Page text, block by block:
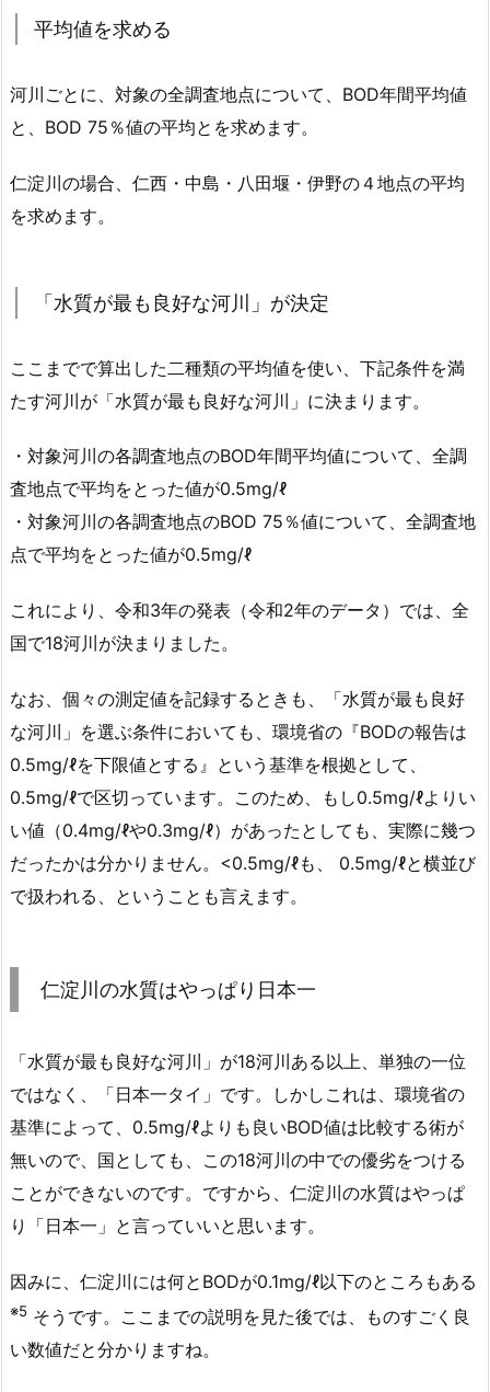
平均値を求める
河川ごとに、対象の全調査地点について、BOD年間平均値
と、BOD 75％値の平均とを求めます。
仁淀川の場合、仁西・中島・八田堰・伊野の４地点の平均
を求めます。
「水質が最も良好な河川」が決定
ここまでで算出した二種類の平均値を使い、下記条件を満
たす河川が「水質が最も良好な河川」に決まります。
・対象河川の各調査地点のBOD年間平均値について、全調
査地点で平均をとった値が0.5mg/ℓ
・対象河川の各調査地点のBOD 75％値について、全調査地
点で平均をとった値が0.5mg/ℓ
これにより、令和3年の発表（令和2年のデータ）では、全
国で18河川が決まりました。
なお、個々の測定値を記録するときも、「水質が最も良好
な河川」を選ぶ条件においても、環境省の『BODの報告は
0.5mg/ℓを下限値とする』という基準を根拠として、
0.5mg/ℓで区切っています。このため、もし0.5mg/ℓよりい
い値（0.4mg/ℓや0.3mg/ℓ）があったとしても、実際に幾つ
だったかは分かりません。<0.5mg/ℓも、 0.5mg/ℓと横並び
で扱われる、ということも言えます。
仁淀川の水質はやっぱり日本一
「水質が最も良好な河川」が18河川ある以上、単独の一位
ではなく、「日本一タイ」です。しかしこれは、環境省の
基準によって、0.5mg/ℓよりも良いBOD値は比較する術が
無いので、国としても、この18河川の中での優劣をつける
ことができないのです。ですから、仁淀川の水質はやっぱ
り「日本一」と言っていいと思います。
因みに、仁淀川には何とBODが0.1mg/ℓ以下のところもある
※5 そうです。ここまでの説明を見た後では、ものすごく良
い数値だと分かりますね。